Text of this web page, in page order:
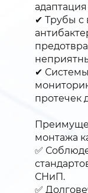
✔ Трубы с
✔
протечек
монтажа
✅
СНиП.
✅